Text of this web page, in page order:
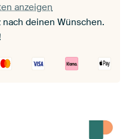
anzeigen
deinen Wünschen.